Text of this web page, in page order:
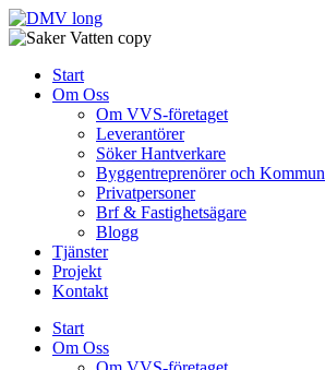
Skip
to
Start
Om Oss
Om VVS-företaget
Leverantörer
Söker Hantverkare
Byggentreprenörer och Kommun
Privatpersoner
Brf & Fastighetsägare
Blogg
Tjänster
Projekt
Kontakt
Start
Om Oss